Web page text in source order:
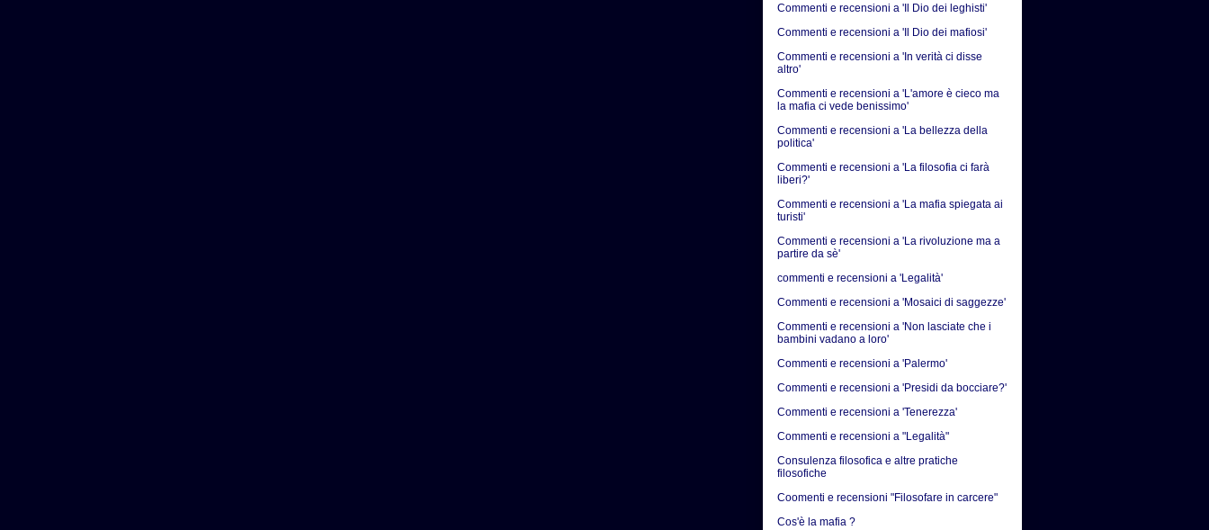
Commenti e recensioni a 'Il Dio dei leghisti'
Commenti e recensioni a 'Il Dio dei mafiosi'
Commenti e recensioni a 'In verità ci disse
altro'
Commenti e recensioni a 'L'amore è cieco ma
la mafia ci vede benissimo'
Commenti e recensioni a 'La bellezza della
politica'
Commenti e recensioni a 'La filosofia ci farà
liberi?'
Commenti e recensioni a 'La mafia spiegata ai
turisti'
Commenti e recensioni a 'La rivoluzione ma a
partire da sè'
commenti e recensioni a 'Legalità'
Commenti e recensioni a 'Mosaici di saggezze'
Commenti e recensioni a 'Non lasciate che i
bambini vadano a loro'
Commenti e recensioni a 'Palermo'
Commenti e recensioni a 'Presidi da bocciare?'
Commenti e recensioni a 'Tenerezza'
Commenti e recensioni a "Legalità"
Consulenza filosofica e altre pratiche
filosofiche
Coomenti e recensioni "Filosofare in carcere"
Cos'è la mafia ?